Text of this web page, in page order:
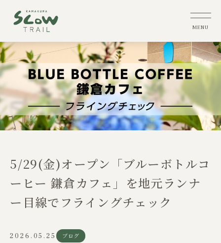
5/29(金)オープン「ブルーボトルコ
ーヒー 鎌倉カフェ」を地元ランナ
ー目線でフライングチェック
2026.05.25 ブログ